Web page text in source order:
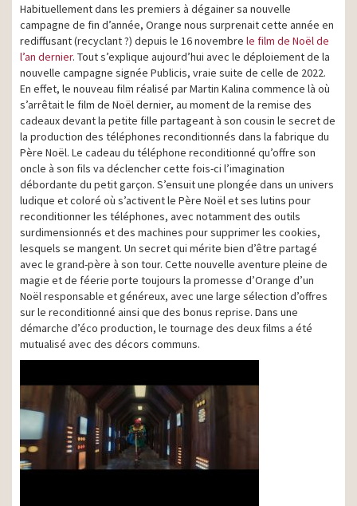
Habituellement dans les premiers à dégainer sa nouvelle
campagne de fin d’année, Orange nous surprenait cette année en
rediffusant (recyclant ?) depuis le 16 novembre le film de Noël de
l’an dernier. Tout s’explique aujourd’hui avec le déploiement de la
nouvelle campagne signée Publicis, vraie suite de celle de 2022.
En effet, le nouveau film réalisé par Martin Kalina commence là où
s’arrêtait le film de Noël dernier, au moment de la remise des
cadeaux devant la petite fille partageant à son cousin le secret de
la production des téléphones reconditionnés dans la fabrique du
Père Noël. Le cadeau du téléphone reconditionné qu’offre son
oncle à son fils va déclencher cette fois-ci l’imagination
débordante du petit garçon. S’ensuit une plongée dans un univers
ludique et coloré où s’activent le Père Noël et ses lutins pour
reconditionner les téléphones, avec notamment des outils
surdimensionnés et des machines pour supprimer les cookies,
lesquels se mangent. Un secret qui mérite bien d’être partagé
avec le grand-père à son tour. Cette nouvelle aventure pleine de
magie et de féerie porte toujours la promesse d’Orange d’un
Noël responsable et généreux, avec une large sélection d’offres
sur le reconditionné ainsi que des bonus reprise. Dans une
démarche d’éco production, le tournage des deux films a été
mutualisé avec des décors communs.